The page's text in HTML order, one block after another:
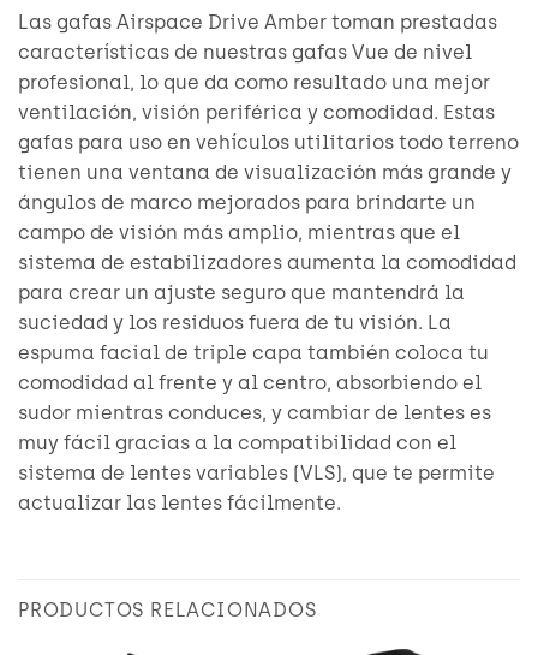
Las gafas Airspace Drive Amber toman prestadas
características de nuestras gafas Vue de nivel
profesional, lo que da como resultado una mejor
ventilación, visión periférica y comodidad. Estas
gafas para uso en vehículos utilitarios todo terreno
tienen una ventana de visualización más grande y
ángulos de marco mejorados para brindarte un
campo de visión más amplio, mientras que el
sistema de estabilizadores aumenta la comodidad
para crear un ajuste seguro que mantendrá la
suciedad y los residuos fuera de tu visión. La
espuma facial de triple capa también coloca tu
comodidad al frente y al centro, absorbiendo el
sudor mientras conduces, y cambiar de lentes es
muy fácil gracias a la compatibilidad con el
sistema de lentes variables (VLS), que te permite
actualizar las lentes fácilmente.
PRODUCTOS RELACIONADOS